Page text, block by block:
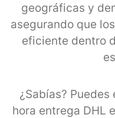
geográficas y
asegurando que
eficiente dentro
¿Sabías?
hora entrega DHL